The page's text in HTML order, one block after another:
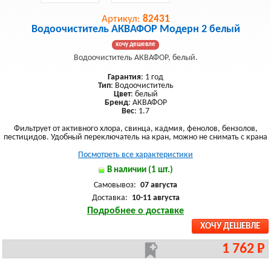
Артикул: 82431
Водоочиститель АКВАФОР Модерн 2 белый
хочу дешевле
Водоочиститель АКВАФОР, белый.
Гарантия: 1 год
Тип: Водоочиститель
Цвет: белый
Бренд: АКВАФОР
Вес: 1.7
Фильтрует от активного хлора, свинца, кадмия, фенолов, бензолов,
пестицидов. Удобный переключатель на кран, можно не снимать с крана
Посмотреть все характеристики
В наличии (1 шт.)
Самовывоз: 07 августа
Доставка: 10-11 августа
Подробнее о доставке
ХОЧУ ДЕШЕВЛЕ
1 762 Р